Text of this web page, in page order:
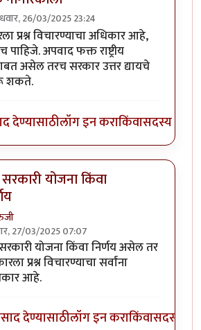
26/03/2025 23:24
toसरकारी तिजोरी या लोकांवरby
प्रश्न विचारण्याचा अधिकार आहे,
अपवाद फक्त राष्ट्रीय
असेल तरच सरकार उत्तर द्यायचे
शकते.
देण्यासाठीलॉग इन कराकिंवासदस्य व्हा
योजना किंवा
27/03/2025 07:07
toप्रत्येक नागरिकालाbyस्वधर्म
योजना किंवा निर्णय असेल तर
प्रश्न विचारण्याचा सर्वांना
आहे.
देण्यासाठीलॉग इन कराकिंवासदस्य व्हा